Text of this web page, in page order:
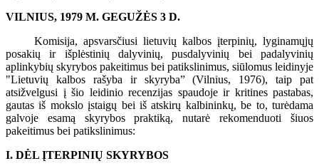
VILNIUS, 1979 M. GEGUŽĖS 3 D.
Komisija, apsvarsčiusi lietuvių kalbos įterpinių, lyginamųjų
posakių ir išplėstinių dalyvinių, pusdalyvinių bei padalyvinių
aplinkybių skyrybos pakeitimus bei patikslinimus, siūlomus leidinyje
"Lietuvių kalbos rašyba ir skyryba” (Vilnius, 1976), taip pat
atsižvelgusi į šio leidinio recenzijas spaudoje ir kritines pastabas,
gautas iš mokslo įstaigų bei iš atskirų kalbininkų, be to, turėdama
galvoje esamą skyrybos praktiką, nutarė rekomenduoti šiuos
pakeitimus bei patikslinimus:
I. DĖL ĮTERPINIŲ SKYRYBOS